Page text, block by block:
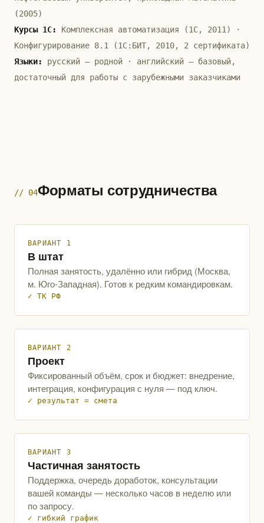
(2005)
Курсы 1С:
Комплексная автоматизация (1С, 2011) ·
Конфигурирование 8.1 (1С:БИТ, 2010, 2 сертификата)
Языки:
русский — родной · английский — базовый,
достаточный для работы с зарубежными заказчиками
// 04Форматы сотрудничества
ВАРИАНТ 1
В штат
Полная занятость, удалённо или гибрид (Москва,
м. Юго-Западная). Готов к редким командировкам.
✓ ТК РФ
ВАРИАНТ 2
Проект
Фиксированный объём, срок и бюджет: внедрение,
интеграция, конфигурация с нуля — под ключ.
✓ результат = смета
ВАРИАНТ 3
Частичная занятость
Поддержка, очередь доработок, консультации
вашей команды — несколько часов в неделю или
по запросу.
✓ гибкий график